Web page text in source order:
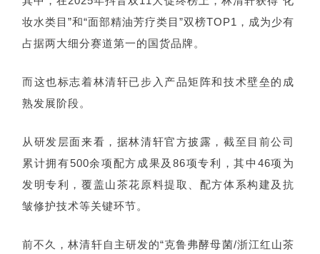
妆水类目”和“面部精油芳疗类目”双榜TOP1，成为少有
占据两大细分赛道第一的国货品牌。
而这也标志着林清轩已步入产品矩阵和技术壁垒的成
熟发展阶段。
从研发层面来看，据林清轩官方披露，截至目前公司
累计拥有500余项配方成果及86项专利，其中46项为
发明专利，覆盖山茶花原料提取、配方体系构建及抗
皱修护技术等关键环节。
前不久，林清轩自主研发的“克鲁弗酵母菌/浙江红山茶